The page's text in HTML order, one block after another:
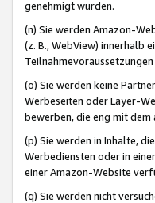
genehmigt wurden.
(n) Sie werden Amazon-
(z. B., WebView) innerhalb
(o) Sie werden keine
Werbeseiten oder Layer-
bewerben, die eng mit
(p) Sie werden in Inhalte,
Werbediensten oder in
einer Amazon-Website
(q) Sie werden nicht